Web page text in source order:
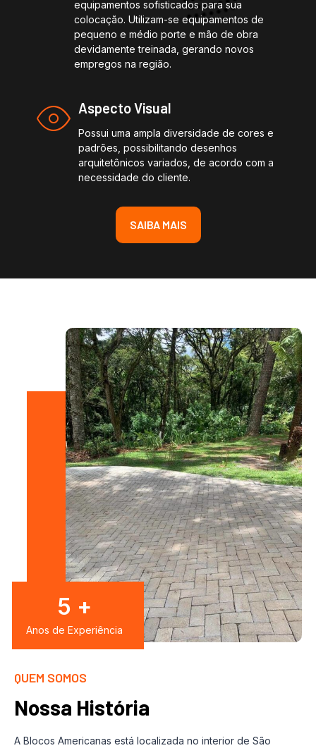
equipamentos sofisticados para sua
colocação. Utilizam-se equipamentos de
pequeno e médio porte e mão de obra
devidamente treinada, gerando novos
empregos na região.
Aspecto Visual
Possui uma ampla diversidade de cores e
padrões, possibilitando desenhos
arquitetônicos variados, de acordo com a
necessidade do cliente.
SAIBA MAIS
QUEM SOMOS
Nossa História
A Blocos Americanas está localizada no interior de São
7 +
Anos de Experiência